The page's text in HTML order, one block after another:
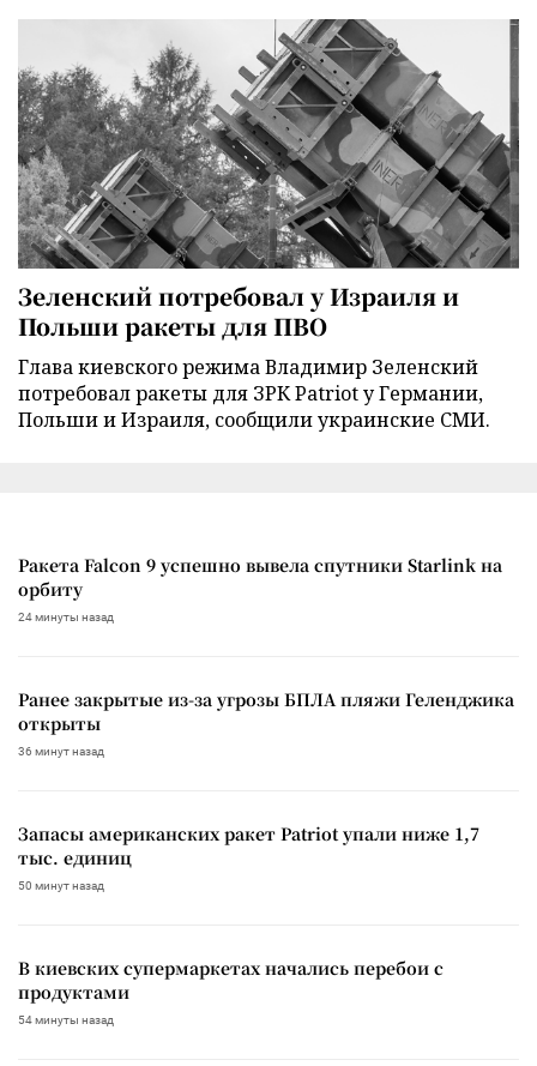
Зеленский потребовал у Израиля и
Польши ракеты для ПВО
Глава киевского режима Владимир Зеленский
потребовал ракеты для ЗРК Patriot у Германии,
Польши и Израиля, сообщили украинские СМИ.
Ракета Falcon 9 успешно вывела спутники Starlink на
орбиту
24 минуты назад
Ранее закрытые из-за угрозы БПЛА пляжи Геленджика
открыты
36 минут назад
Запасы американских ракет Patriot упали ниже 1,7
тыс. единиц
50 минут назад
В киевских супермаркетах начались перебои с
продуктами
54 минуты назад